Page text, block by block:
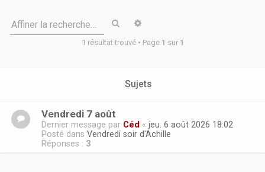
Affiner la recherche… Rechercher
1 résultat trouvé • Page 1 sur 1
Sujets
Vendredi 7 août
Dernier message par Céd « jeu. 6 août 2026 18:02
Posté dans Vendredi soir d'Achille
Réponses : 3